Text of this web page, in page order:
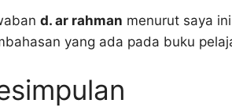
d. ar rahman menurut saya
yang ada pada buku